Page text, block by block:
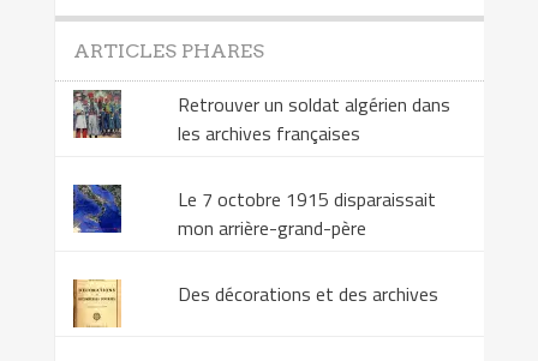
ARTICLES PHARES
Retrouver un soldat algérien dans
les archives françaises
Le 7 octobre 1915 disparaissait
mon arrière-grand-père
Des décorations et des archives